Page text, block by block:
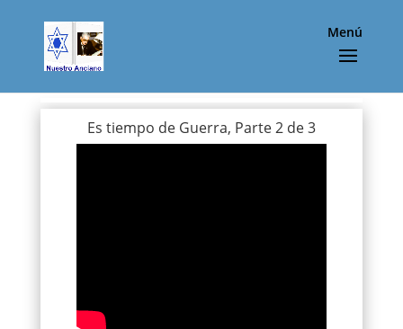
Menú
Es tiempo de Guerra, Parte 2 de 3